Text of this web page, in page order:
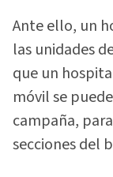
Ante ello, un
las unidades
que un
móvil se
campaña,
secciones del